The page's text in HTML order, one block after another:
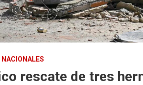
NACIONALES
rescate de tres